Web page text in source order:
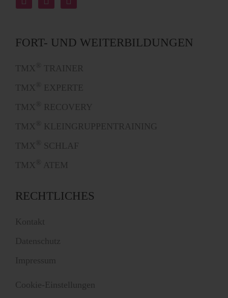
FORT- UND WEITERBILDUNGEN
TMX ®
TRAINER
TMX ®
EXPERTE
TMX ®
RECOVERY
TMX ®
KLEINGRUPPENTRAINING
TMX ®
SCHLAF
TMX ® ATEM
RECHTLICHES
Kontakt
Datenschutz
Impressum
Cookie-Einstellungen